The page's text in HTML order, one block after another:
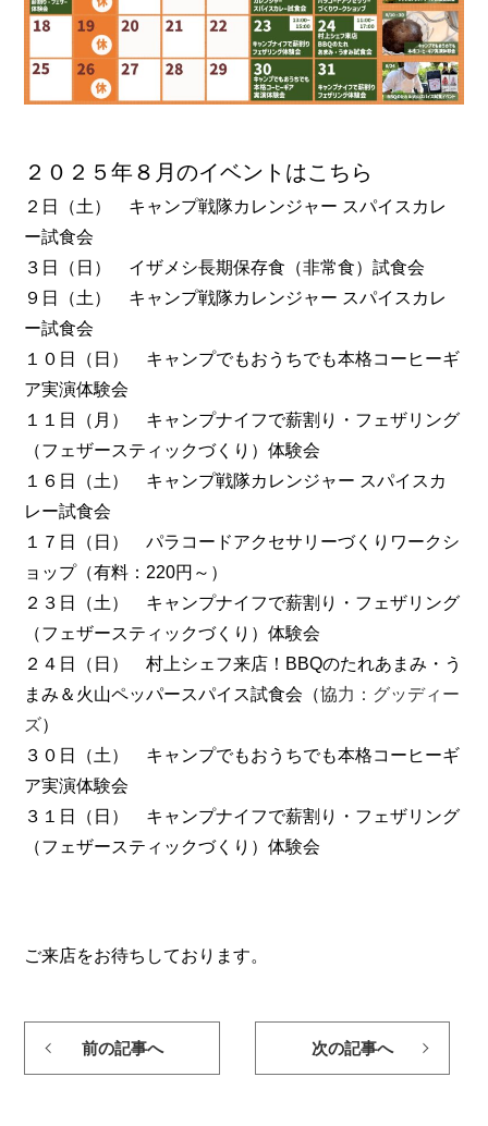
２０２５年８月のイベントはこちら
２日（土） キャンプ戦隊カレンジャー スパイスカレ
ー試食会
３日（日） イザメシ長期保存食（非常食）試食会
９日（土） キャンプ戦隊カレンジャー スパイスカレ
ー試食会
１０日（日） キャンプでもおうちでも本格コーヒーギ
ア実演体験会
１１日（月） キャンプナイフで薪割り・フェザリング
（フェザースティックづくり）体験会
１６日（土） キャンプ戦隊カレンジャー スパイスカ
レー試食会
１７日（日） パラコードアクセサリーづくりワークシ
ョップ（有料：220円～）
２３日（土） キャンプナイフで薪割り・フェザリング
（フェザースティックづくり）体験会
２４日（日） 村上シェフ来店！BBQのたれあまみ・う
まみ＆火山ペッパースパイス試食会（協力：グッディー
ズ）
３０日（土） キャンプでもおうちでも本格コーヒーギ
ア実演体験会
３１日（日） キャンプナイフで薪割り・フェザリング
（フェザースティックづくり）体験会
ご来店をお待ちしております。
前の記事へ 次の記事へ